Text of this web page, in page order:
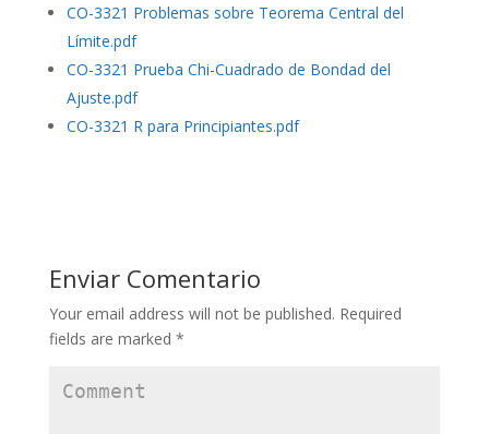
CO-3321 Problemas sobre Teorema Central del
Límite.pdf
CO-3321 Prueba Chi-Cuadrado de Bondad del
Ajuste.pdf
CO-3321 R para Principiantes.pdf
Enviar Comentario
Your email address will not be published. Required
fields are marked *